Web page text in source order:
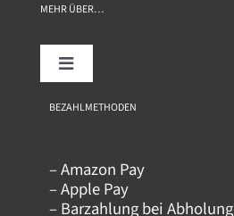
MEHR ÜBER…
Toggle
Über uns
Kontakt
BEZAHLMETHODEN
– Amazon Pay
– Apple Pay
– Barzahlung bei Abholung